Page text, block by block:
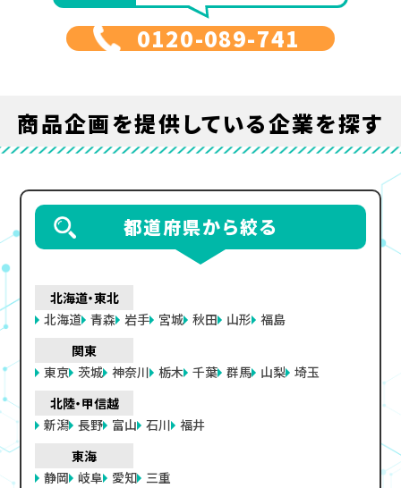
0120-089-741
商品企画を提供している企業を探す
都道府県から絞る
北海道・東北
北海道 青森 岩手 宮城 秋田 山形 福島
関東
東京 茨城 神奈川 栃木 千葉 群馬 山梨 埼玉
北陸・甲信越
新潟 長野 富山 石川 福井
東海
静岡 岐阜 愛知 三重